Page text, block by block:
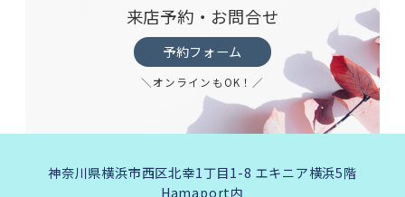
来店予約・お問合せ
予約フォーム
＼オンラインもOK！／
神奈川県横浜市西区北幸1丁目1-8 エキニア横浜5階
Hamaport内